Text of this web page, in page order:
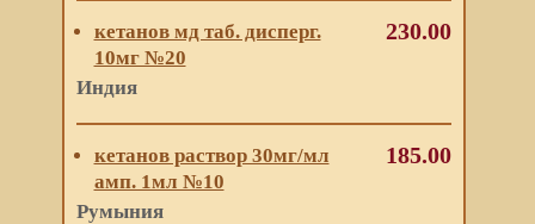
кетанов мд таб. дисперг.
10мг №20
Индия
230.00
кетанов раствор 30мг/мл
амп. 1мл №10
Румыния
185.00